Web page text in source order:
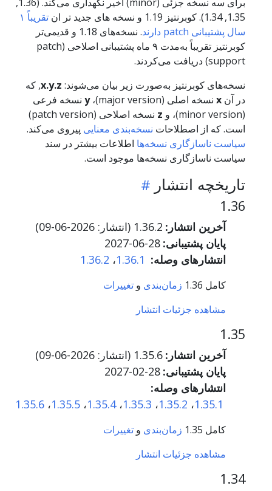
1.35, 1.34). کوبرنتیز 1.19 و نسخه های جدید تر ان
تقریباً ۱
سال پشتیبانی patch دارند
. نسخه‌های 1.18 و قدیمی‌تر
کوبرنتیز تقریباً به‌مدت ۹ ماه پشتیبانی اصلاحی (patch
support) دریافت می‌کردند.
نسخه‌های کوبرنتیز به‌صورت زیر بیان می‌شوند: x.y.z, که
در آن x نسخه اصلی (major version)، y نسخه فرعی
(minor version)، و
z
نسخه اصلاحی (patch version)
است. که از اصطلاحات نسخه‌بندی معنایی پیروی می‌کند.
سیاست ناسازگاری نسخه‌ها اطلاعات بیشتر در سند
سیاست ناسازگاری نسخه‌ها موجود است.
تاریخچه انتشار
1.36
آخرین انتشار: 1.36.2 (انتشار: 2026-06-09
)
پایان پشتیبانی: 2027-06-28
انتشارهای وصله: 1.36.1، 1.36.2
کامل 1.36 زمان‌بندی و تغییرات
مشاهده جزئیات انتشار
1.35
آخرین انتشار: 1.35.6 (انتشار: 2026-06-09
)
پایان پشتیبانی: 2027-02-28
انتشارهای وصله:
1.35.1، 1.35.2، 1.35.3،1.35.4،1.35.5،1.35.6
کامل 1.35 زمان‌بندی و تغییرات
مشاهده جزئیات انتشار
1.34